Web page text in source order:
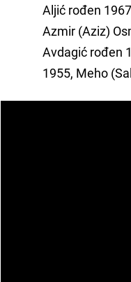
Aljić rođen
Azmir (Aziz)
Avdagić rođen
1955, Meho